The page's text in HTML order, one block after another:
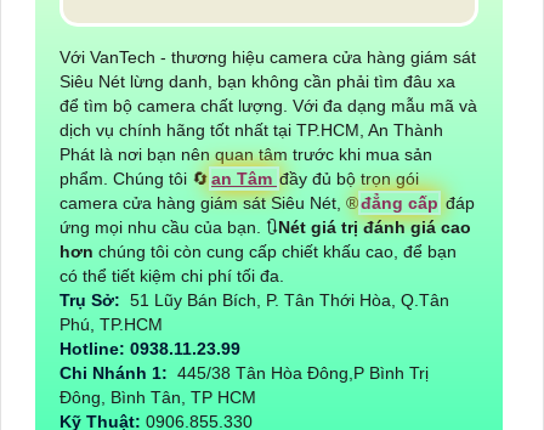
Với VanTech - thương hiệu camera cửa hàng giám sát
Siêu Nét lừng danh, bạn không cần phải tìm đâu xa
để tìm bộ camera chất lượng. Với đa dạng mẫu mã và
dịch vụ chính hãng tốt nhất tại TP.HCM, An Thành
Phát là nơi bạn nên quan tâm trước khi mua sản
phẩm. Chúng tôi 🔄an Tâm đầy đủ bộ trọn gói
camera cửa hàng giám sát Siêu Nét, ®️đẳng cấp đáp
ứng mọi nhu cầu của bạn. 🔃Nét giá trị đánh giá cao
hơn chúng tôi còn cung cấp chiết khấu cao, để bạn
có thể tiết kiệm chi phí tối đa.
Trụ Sở: 51 Lũy Bán Bích, P. Tân Thới Hòa, Q.Tân
Phú, TP.HCM
Hotline: 0938.11.23.99
Chi Nhánh 1: 445/38 Tân Hòa Đông,P Bình Trị
Đông, Bình Tân, TP HCM
Kỹ Thuật: 0906.855.330